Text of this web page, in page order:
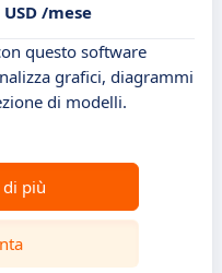
USD /mese
questo software
grafici, diagrammi
di modelli.
di più